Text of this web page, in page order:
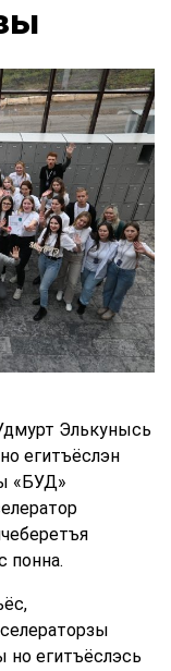
Элькунысь
егитъёслэн
«БУД»
понна.
но егитъёслэсь